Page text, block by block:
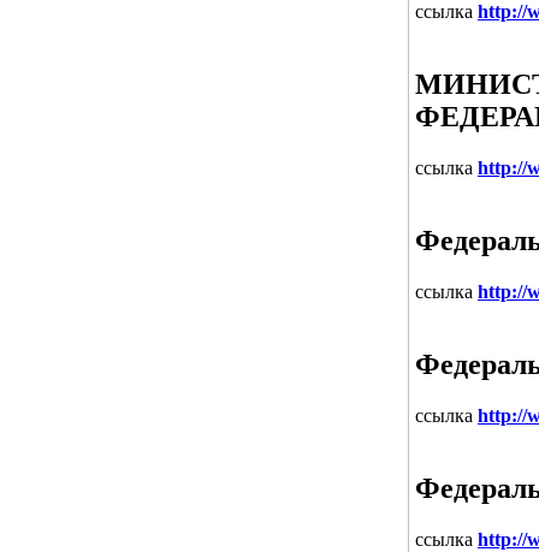
ссылка http://
ссылка http://
ссылка http://
ссылка http://
ссылка http://